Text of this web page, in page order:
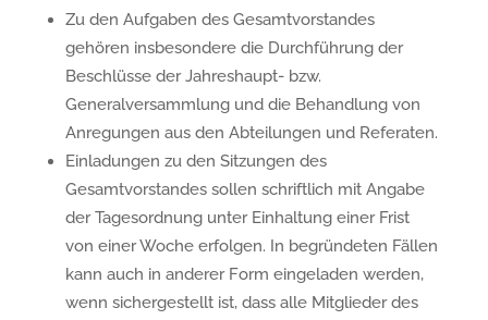
Zu den Aufgaben des Gesamtvorstandes
gehören insbesondere die Durchführung der
Beschlüsse der Jahreshaupt- bzw.
Generalversammlung und die Behandlung von
Anregungen aus den Abteilungen und Referaten.
Einladungen zu den Sitzungen des
Gesamtvorstandes sollen schriftlich mit Angabe
der Tagesordnung unter Einhaltung einer Frist
von einer Woche erfolgen. In begründeten Fällen
kann auch in anderer Form eingeladen werden,
wenn sichergestellt ist, dass alle Mitglieder des